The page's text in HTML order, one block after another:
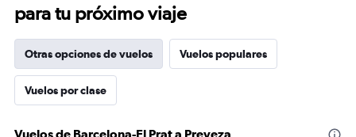
para tu próximo viaje
Otras opciones de vuelos Vuelos populares
Vuelos por clase
Vuelos de Barcelona-El Prat a Preveza